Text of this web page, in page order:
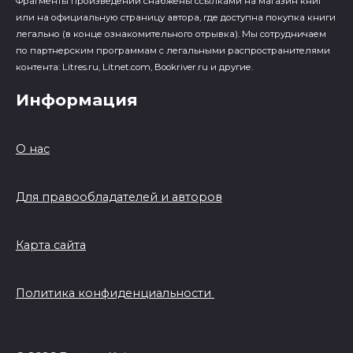
или на официальную страницу автора, где доступна покупка книги
легально (в конце ознакомительного отрывка). Мы сотрудничаем
по партнерским программам с легальными распространителями
контента: Litres.ru, Litnet.com, Bookriver.ru и другие.
Информация
О нас
Для правообладателей и авторов
Карта сайта
Политика конфиденциальности